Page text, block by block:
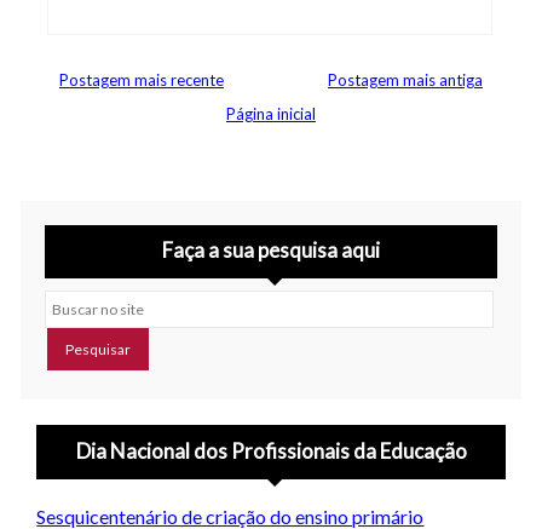
Postagem mais recente
Postagem mais antiga
Página inicial
Faça a sua pesquisa aqui
Buscar no site
Dia Nacional dos Profissionais da Educação
Sesquicentenário de criação do ensino primário